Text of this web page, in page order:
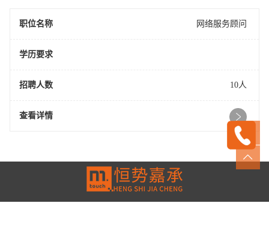
职位名称 网络服务顾问
学历要求
招聘人数 10人
查看详情